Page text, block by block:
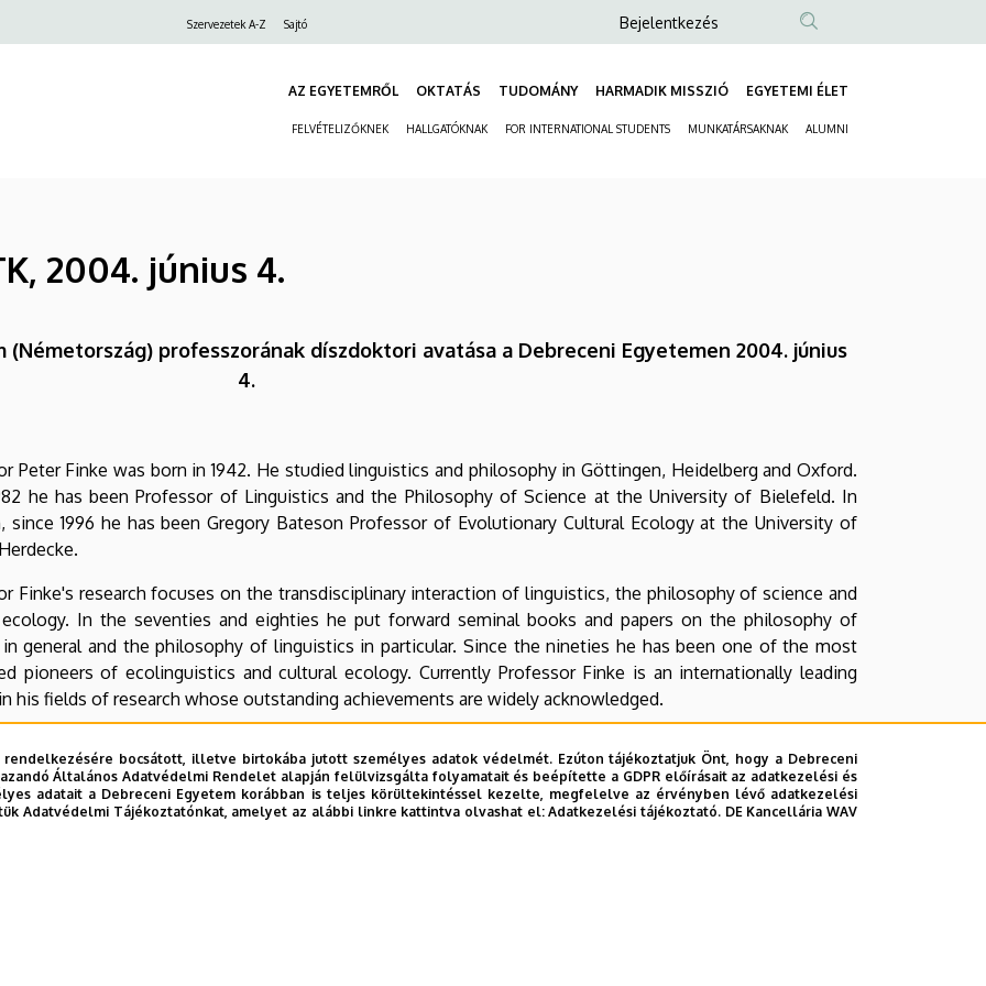
Szervezetek A-Z Sajtó
Anonim
fiók
Bejelentkezés
AZ EGYETEMRŐL OKTATÁS TUDOMÁNY HARMADIK MISSZIÓ EGYETEMI ÉLET
FELVÉTELIZŐKNEK HALLGATÓKNAK FOR INTERNATIONAL STUDENTS MUNKATÁRSAKNAK ALUMNI
2004. június 4.
professzorának díszdoktori avatása a Debreceni Egyetemen 2004. június
4.
Peter Finke was born in 1942. He studied linguistics and philosophy in Göttingen, Heidelberg and Oxford.
he has been Professor of Linguistics and the Philosophy of Science at the University of Bielefeld. In
since 1996 he has been Gregory Bateson Professor of Evolutionary Cultural Ecology at the University of
Finke's research focuses on the transdisciplinary interaction of linguistics, the philosophy of science and
In the seventies and eighties he put forward seminal books and papers on the philosophy of
general and the philosophy of linguistics in particular. Since the nineties he has been one of the most
pioneers of ecolinguistics and cultural ecology. Currently Professor Finke is an internationally leading
his fields of research whose outstanding achievements are widely acknowledged.
of Bielefeld and the Faculty of Arts of the Kossuth University. It is due to his activity that since then there
an intensive exchange of doctoral students and professors between the two faculties, along with joint
projects of international relevance.
bocsátott, illetve birtokába jutott személyes adatok védelmét. Ezúton tájékoztatjuk Önt, hogy a Debreceni
Általános Adatvédelmi Rendelet alapján felülvizsgálta folyamatait és beépítette a GDPR előírásait az adatkezelési és
adatait a Debreceni Egyetem korábban is teljes körültekintéssel kezelte, megfelelve az érvényben lévő adatkezelési
Adatvédelmi Tájékoztatónkat, amelyet az alábbi linkre kattintva olvashat el:Adatkezelési tájékoztató. DE Kancellária WAV